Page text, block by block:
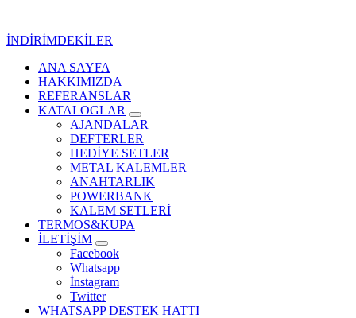
İNDİRİMDEKİLER
Kurumsal Promosyon-Hediyelik
ANA SAYFA
HAKKIMIZDA
REFERANSLAR
KATALOGLAR
AJANDALAR
DEFTERLER
HEDİYE SETLER
METAL KALEMLER
ANAHTARLIK
POWERBANK
KALEM SETLERİ
TERMOS&KUPA
İLETİŞİM
Facebook
Whatsapp
İnstagram
Twitter
WHATSAPP DESTEK HATTI